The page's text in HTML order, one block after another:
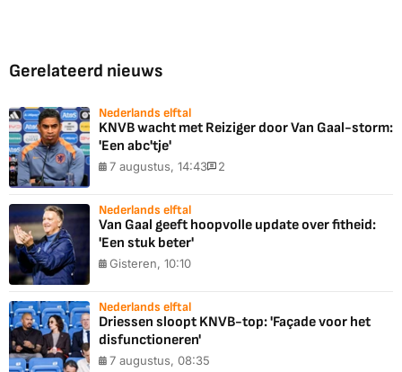
Gerelateerd nieuws
Nederlands elftal
KNVB wacht met Reiziger door Van Gaal-storm:
'Een abc'tje'
7 augustus, 14:43 2
Nederlands elftal
Van Gaal geeft hoopvolle update over fitheid:
'Een stuk beter'
Gisteren, 10:10
Nederlands elftal
Driessen sloopt KNVB-top: 'Façade voor het
disfunctioneren'
7 augustus, 08:35